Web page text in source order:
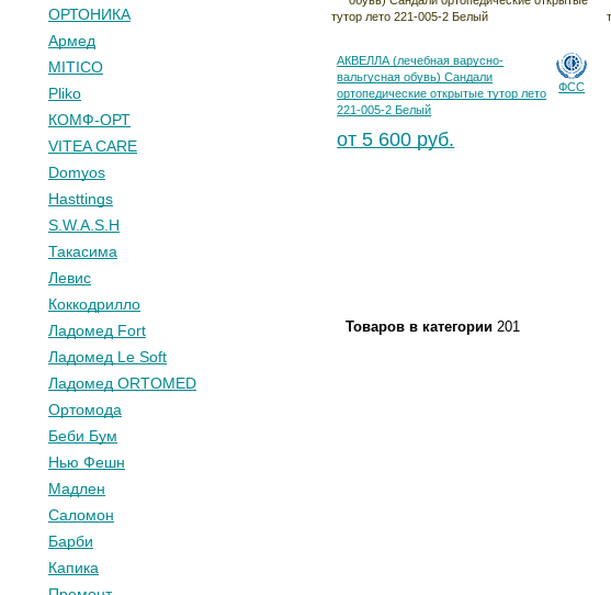
ОРТОНИКА
Армед
MITICO
Pliko
КОМФ-ОРТ
VITEA CARE
Domyos
Hasttings
S.W.A.S.H
Такасима
Левис
Коккодрилло
Ладомед Fort
Ладомед Le Soft
Ладомед ORTOMED
Ортомода
Беби Бум
Нью Фешн
Мадлен
Саломон
Барби
Капика
ФСС
АКВЕЛЛА (лечебная варусно-
вальгусная обувь) Сандали
ортопедические открытые тутор лето
221-005-2 Белый
от 5 600 руб.
Товаров в категории 201